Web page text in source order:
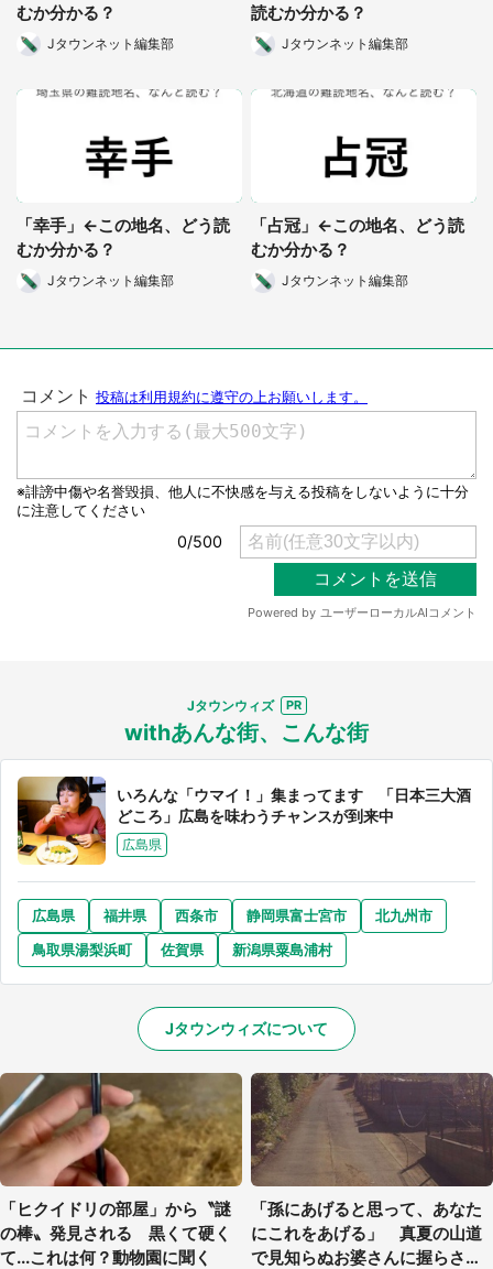
むか分かる？
Jタウンネット編集部
読むか分かる？
Jタウンネット編集部
「幸手」←この地名、どう読
むか分かる？
Jタウンネット編集部
「占冠」←この地名、どう読
むか分かる？
Jタウンネット編集部
Jタウンウィズ
withあんな街、こんな街
いろんな「ウマイ！」集まってます 「日本三大酒
どころ」広島を味わうチャンスが到来中
広島県
広島県 福井県 西条市 静岡県富士宮市
北九州市
鳥取県湯梨浜町
佐賀県 新潟県粟島浦村
Jタウンウィズについて
「ヒクイドリの部屋」から〝謎
の棒〟発見される 黒くて硬く
て...これは何？動物園に聞く
「孫にあげると思って、あなた
にこれをあげる」 真夏の山道
で見知らぬお婆さんに握らされ